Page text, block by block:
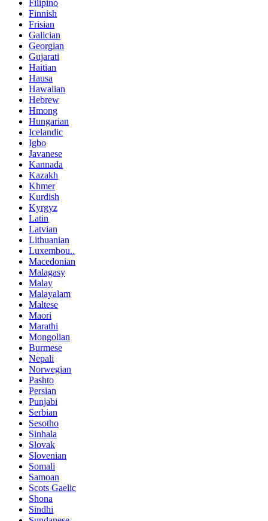
Filipino
Finnish
Frisian
Galician
Georgian
Gujarati
Haitian
Hausa
Hawaiian
Hebrew
Hmong
Hungarian
Icelandic
Igbo
Javanese
Kannada
Kazakh
Khmer
Kurdish
Kyrgyz
Latin
Latvian
Lithuanian
Luxembou..
Macedonian
Malagasy
Malay
Malayalam
Maltese
Maori
Marathi
Mongolian
Burmese
Nepali
Norwegian
Pashto
Persian
Punjabi
Serbian
Sesotho
Sinhala
Slovak
Slovenian
Somali
Samoan
Scots Gaelic
Shona
Sindhi